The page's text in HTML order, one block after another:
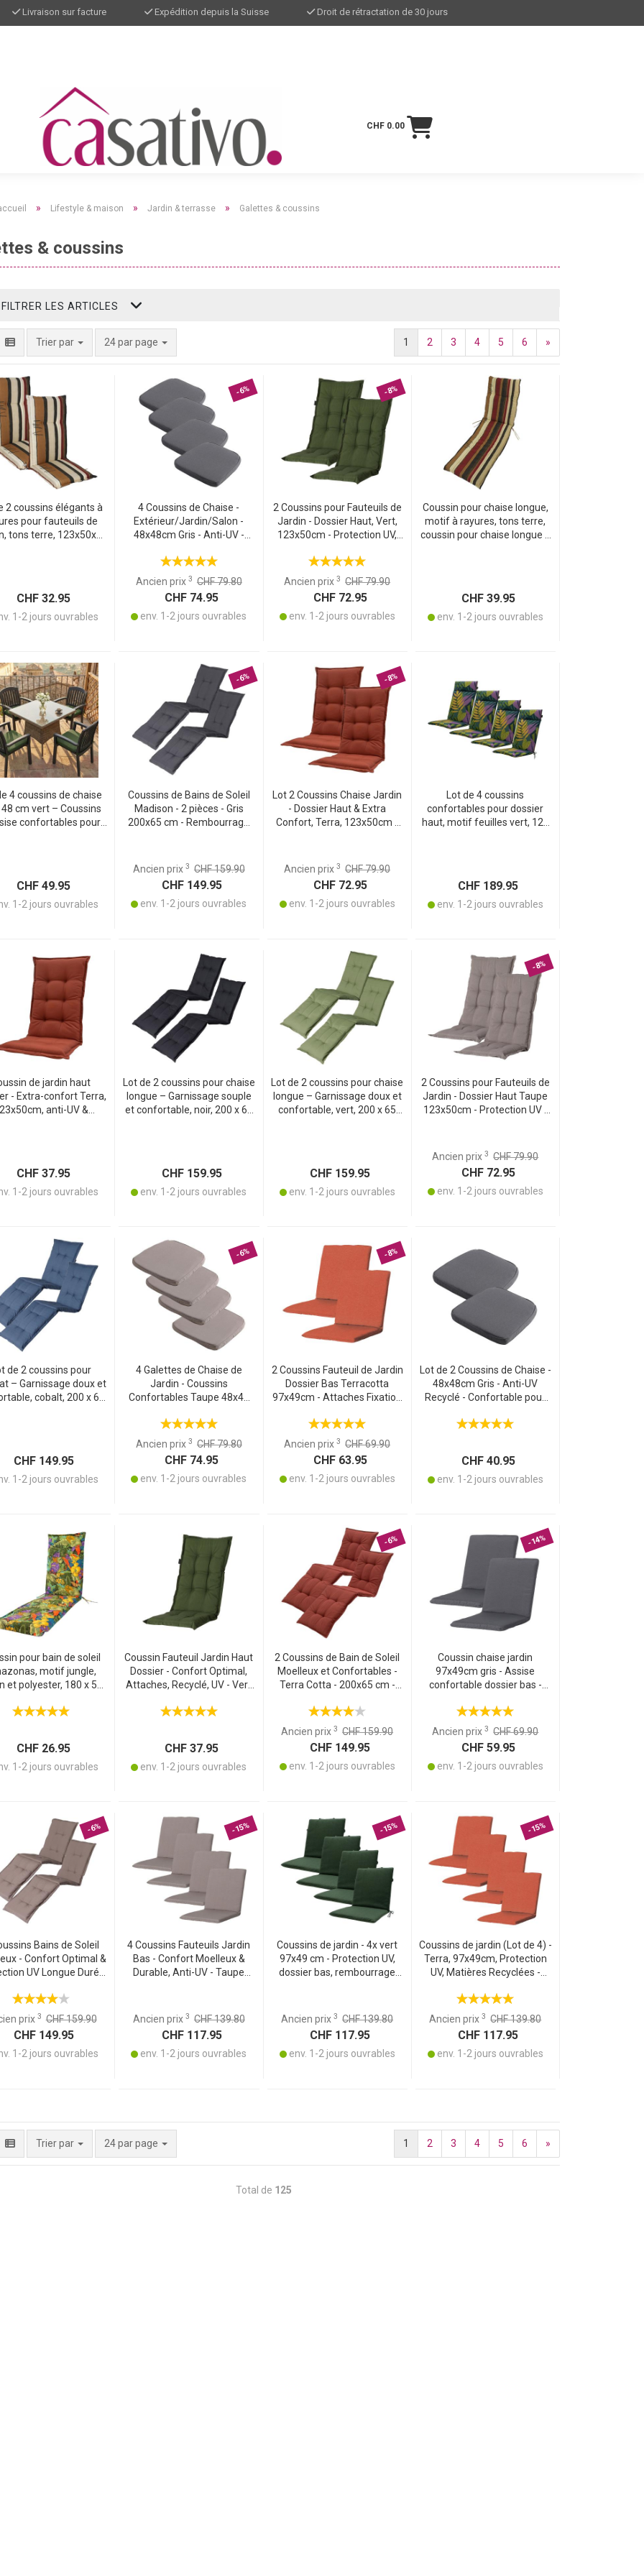
Livraison sur facture Expédition depuis la Suisse Droit de rétractation de 30 jours
CHF 0.00
» Lifestyle & maison » Jardin & terrasse » Galettes & coussins
& coussins
FILTRER LES ARTICLES
Trier par 24 par page 1 2 3 4 5 6 »
2 coussins élégants à
pour fauteuils de
tons terre, 123x50x6
CHF 32.95
1-2 jours ouvrables
-6%
4 Coussins de Chaise -
Extérieur/Jardin/Salon -
48x48cm Gris - Anti-UV -
Optimal & Durabilité
Ancien prix 3 CHF 79.80
CHF 74.95
env. 1-2 jours ouvrables
-8%
2 Coussins pour Fauteuils de
Jardin - Dossier Haut, Vert,
123x50cm - Protection UV,
Résistant, Durable
Ancien prix3 CHF 79.90
CHF 72.95
env. 1-2 jours ouvrables
Coussin pour chaise longue,
motif à rayures, tons terre,
coussin pour chaise longue à
CHF 39.95
env. 1-2 jours ouvrables
4 coussins de chaise
48 cm vert – Coussins
confortables pour
SG‑20
CHF 49.95
1-2 jours ouvrables
-6%
Coussins de Bains de Soleil
Madison - 2 pièces - Gris
200x65 cm - Rembourrage
Ancien prix 3 CHF 159.90
CHF 149.95
env. 1-2 jours ouvrables
-8%
Lot 2 Coussins Chaise Jardin
- Dossier Haut & Extra
Confort, Terra, 123x50cm -
Ancien prix3 CHF 79.90
CHF 72.95
env. 1-2 jours ouvrables
Lot de 4 coussins
confortables pour dossier
haut, motif feuilles vert, 120
CHF 189.95
env. 1-2 jours ouvrables
de jardin haut
- Extra-confort Terra,
anti-UV &
CHF 37.95
1-2 jours ouvrables
Lot de 2 coussins pour chaise
longue – Garnissage souple
et confortable, noir, 200 x 65
CHF 159.95
env. 1-2 jours ouvrables
Lot de 2 coussins pour chaise
longue – Garnissage doux et
confortable, vert, 200 x 65
CHF 159.95
env. 1-2 jours ouvrables
-8%
2 Coussins pour Fauteuils de
Jardin - Dossier Haut Taupe
123x50cm - Protection UV -
Ancien prix3 CHF 79.90
CHF 72.95
env. 1-2 jours ouvrables
de 2 coussins pour
– Garnissage doux et
cobalt, 200 x 65
CHF 149.95
1-2 jours ouvrables
-6%
4 Galettes de Chaise de
Jardin - Coussins
Confortables Taupe 48x48
Matières Recyclées -
Robustes et Durables
Ancien prix 3 CHF 79.80
CHF 74.95
env. 1-2 jours ouvrables
-8%
2 Coussins Fauteuil de Jardin
Dossier Bas Terracotta
97x49cm - Attaches Fixation
Recyclées - Confortable &
Durable
Ancien prix3 CHF 69.90
CHF 63.95
env. 1-2 jours ouvrables
Lot de 2 Coussins de Chaise -
48x48cm Gris - Anti-UV
Recyclé - Confortable pour
Housse
CHF 40.95
env. 1-2 jours ouvrables
pour bain de soleil
motif jungle,
et polyester, 180 x 50
CHF 26.95
1-2 jours ouvrables
Coussin Fauteuil Jardin Haut
Dossier - Confort Optimal,
Attaches, Recyclé, UV - Vert
Durable
CHF 37.95
env. 1-2 jours ouvrables
-6%
2 Coussins de Bain de Soleil
Moelleux et Confortables -
Terra Cotta - 200x65 cm -
Europe
Ancien prix3 CHF 159.90
CHF 149.95
env. 1-2 jours ouvrables
-14%
Coussin chaise jardin
97x49cm gris - Assise
confortable dossier bas -
Matières recyclées -
Durabilité optimale
Ancien prix3 CHF 69.90
CHF 59.95
env. 1-2 jours ouvrables
-6%
Bains de Soleil
- Confort Optimal &
UV Longue Durée
& Matériaux
Recyclés
prix 3 CHF 159.90
CHF 149.95
1-2 jours ouvrables
-15%
4 Coussins Fauteuils Jardin
Bas - Confort Moelleux &
Durable, Anti-UV - Taupe
Ancien prix 3 CHF 139.80
CHF 117.95
env. 1-2 jours ouvrables
-15%
Coussins de jardin - 4x vert
97x49 cm - Protection UV,
dossier bas, rembourrage
Ancien prix3 CHF 139.80
CHF 117.95
env. 1-2 jours ouvrables
-15%
Coussins de jardin (Lot de 4) -
Terra, 97x49cm, Protection
UV, Matières Recyclées -
dossier bas
Ancien prix3 CHF 139.80
CHF 117.95
env. 1-2 jours ouvrables
Trier par 24 par page 1 2 3 4 5 6 »
Total de 125